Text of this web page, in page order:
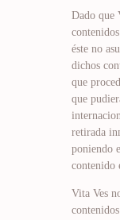
Dado que
éste no
dichos
que
que
retirada
poniendo
contenido
Vita Ves